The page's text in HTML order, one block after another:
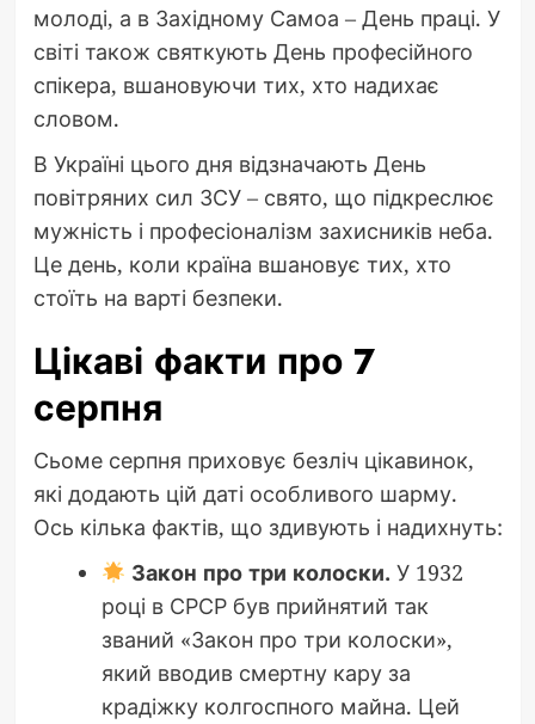
молоді, а в Західному Самоа – День праці. У
світі також святкують День професійного
спікера, вшановуючи тих, хто надихає
словом.
В Україні цього дня відзначають День
повітряних сил ЗСУ – свято, що підкреслює
мужність і професіоналізм захисників неба.
Це день, коли країна вшановує тих, хто
стоїть на варті безпеки.
Цікаві факти про 7
серпня
Сьоме серпня приховує безліч цікавинок,
які додають цій даті особливого шарму.
Ось кілька фактів, що здивують і надихнуть:
Закон про три колоски. У 1932
році в СРСР був прийнятий так
званий «Закон про три колоски»,
який вводив смертну кару за
крадіжку колгоспного майна. Цей